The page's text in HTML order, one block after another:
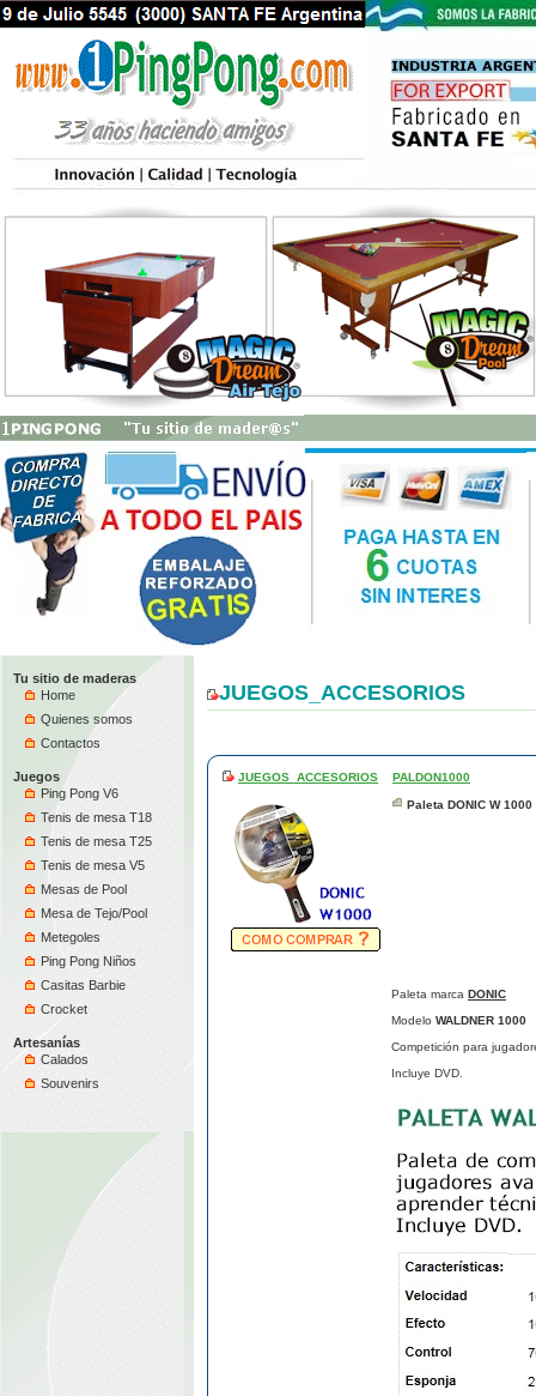
Tu sitio de maderas
Home
Quienes somos
Contactos
Juegos
Ping Pong V6
Tenis de mesa T18
Tenis de mesa T25
Tenis de mesa V5
Mesas de Pool
Mesa de Tejo/Pool
Metegoles
Ping Pong Niños
Casitas Barbie
Crocket
Artesanías
Calados
Souvenirs
JUEGOS_ACCESORIOS
JUEGOS_ACCESORIOS PALDON1000
Paleta DONIC W 1000
Paleta marca DONIC
Modelo WALDNER 1000
Competición para
Incluye DVD.